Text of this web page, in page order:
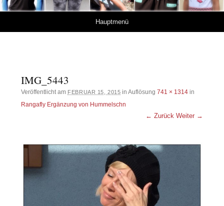
Hauptmenü
IMG_5443
Veröffentlicht am FEBRUAR 15, 2015 in Auflösung741 × 1314 in
Rangafly Ergänzung von Hummelschn
← Zurück Weiter →